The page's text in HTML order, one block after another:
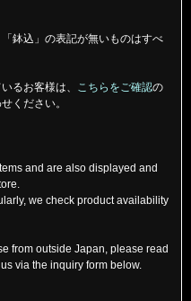
鉢込」の表記が無いものはすべ
るお客様は、 こちらをご確認の
ください。
and are also displayed and
we check product availability
from outside Japan, please read
via the inquiry form below.